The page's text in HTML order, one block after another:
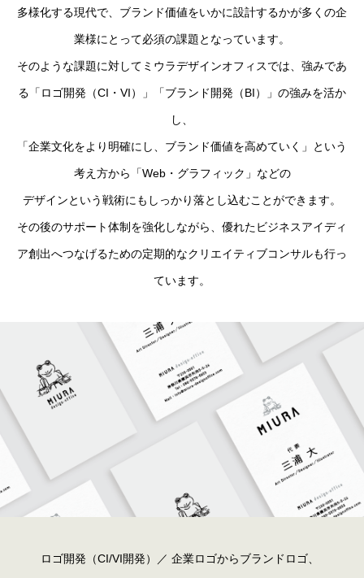
多様化する現代で、ブランド価値をいかに設計するかが多くの企
業様にとって必須の課題となっています。
そのような課題に対してミウラデザインオフィスでは、強みであ
る「ロゴ開発（CI・VI）」「ブランド開発（BI）」の強みを活か
し、
「企業文化をより明確にし、ブランド価値を高めていく」という
考え方から「Web・グラフィック」などの
デザインという戦術にもしっかり落とし込むことができます。
その後のサポート体制を強化しながら、優れたビジネスアイディ
ア創出へつなげるための定期的なクリエイティブコンサルも行っ
ています。
ロゴ開発（CI/VI開発）／ 企業ロゴからブランドロゴ、